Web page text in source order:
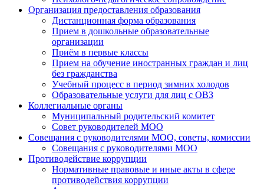
Организация предоставления образования
Дистанционная форма образования
Прием в дошкольные образовательные
организации
Приём в первые классы
Прием на обучение иностранных граждан и лиц
без гражданства
Учебный процесс в период зимних холодов
Образовательные услуги для лиц с ОВЗ
Коллегиальные органы
Муниципальный родительский комитет
Совет руководителей МОО
Совещания с руководителями МОО, советы, комиссии
Совещания с руководителями МОО
Противодействие коррупции
Нормативные правовые и иные акты в сфере
противодействия коррупции